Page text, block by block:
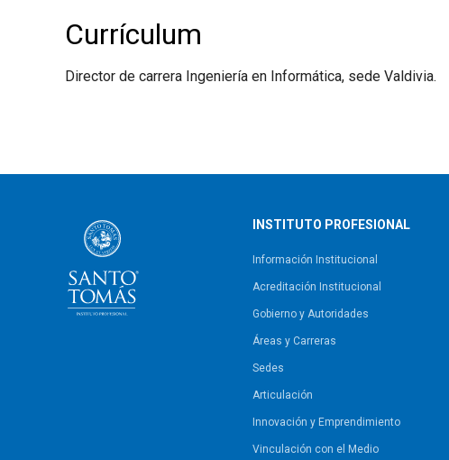
Currículum
Director de carrera Ingeniería en Informática, sede Valdivia.
INSTITUTO PROFESIONAL
Información Institucional
Acreditación Institucional
Gobierno y Autoridades​
Áreas y Carreras
Sedes
Articulación
Innovación y Emprendimiento
Vinculación con el Medio